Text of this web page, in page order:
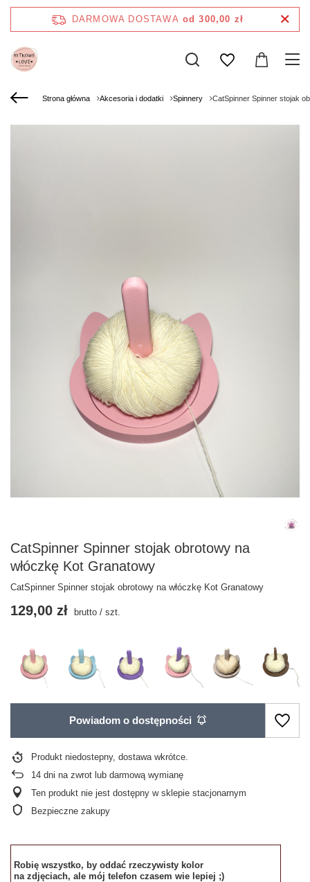
DARMOWA DOSTAWA od 300,00 zł
Strona główna Akcesoria i dodatki Spinnery CatSpinner Spinner stojak
CatSpinner Spinner stojak obrotowy na
włóczkę Kot Granatowy
CatSpinner Spinner stojak obrotowy na włóczkę Kot Granatowy
129,00 zł brutto / szt.
Powiadom o dostępności
Produkt niedostepny, dostawa wkrótce
14 dni na zwrot lub darmową wymianę
Ten produkt nie jest dostępny w sklepie stacjonarnym
Bezpieczne zakupy
Robię wszystko, by oddać rzeczywisty kolor
na zdjęciach, ale mój telefon czasem wie lepiej ;)